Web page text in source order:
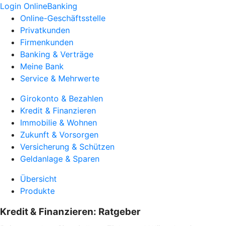
Login OnlineBanking
Online-Geschäftsstelle
Privatkunden
Firmenkunden
Banking & Verträge
Meine Bank
Service & Mehrwerte
Girokonto & Bezahlen
Kredit & Finanzieren
Immobilie & Wohnen
Zukunft & Vorsorgen
Versicherung & Schützen
Geldanlage & Sparen
Übersicht
Produkte
Kredit & Finanzieren: Ratgeber